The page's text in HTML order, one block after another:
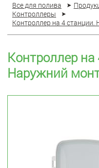
Все для полива
Контроллеры
Контроллер на 4
Контроллер на
Наружний